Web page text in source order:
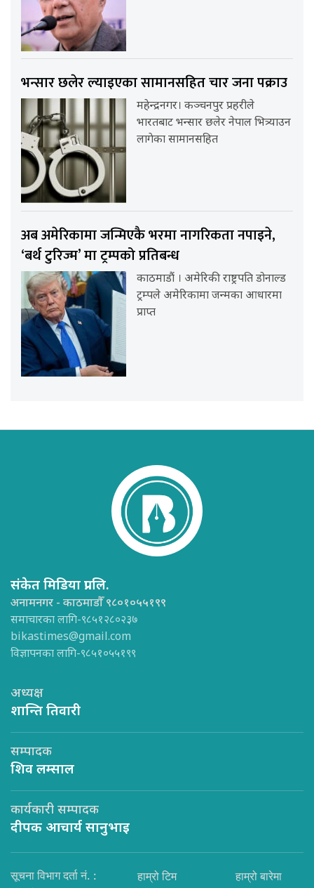
भन्सार छलेर ल्याइएका सामानसहित चार जना पक्राउ
महेन्द्रनगर। कञ्चनपुर प्रहरीले
भारतबाट भन्सार छलेर नेपाल भित्र्याउन
लागेका सामानसहित
अब अमेरिकामा जन्मिएकै भरमा नागरिकता नपाइने,
‘बर्थ टुरिज्म’ मा ट्रम्पको प्रतिबन्ध
काठमाडौं । अमेरिकी राष्ट्रपति डोनाल्ड
ट्रम्पले अमेरिकामा जन्मका आधारमा
प्राप्त
संकेत मिडिया प्रा.लि.
अनामनगर - काठमाडौँ ९८०१०५५१९९
समाचारका लागि-९८५१२८०२३७
bikastimes@gmail.com
विज्ञापनका लागि-९८५१०५५१९९
अध्यक्ष
शान्ति तिवारी
सम्पादक
शिव लम्साल
कार्यकारी सम्पादक
दीपक आचार्य सानुभाइ
सूचना विभाग दर्ता नं. :
हाम्रो टिम हाम्रो बारेमा